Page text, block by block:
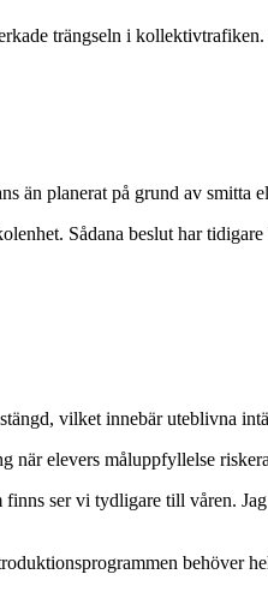
trängseln i
än planerat på grund av smitta
Sådana beslut har
vilket innebär uteblivna
när elevers måluppfyllelse
ser vi tydligare till våren.
behöver